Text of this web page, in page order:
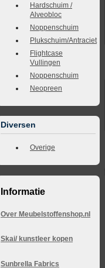
Hardschuim /
Alveobloc
Noppenschuim
Plukschuim/Antraciet
Flightcase
Vullingen
Noppenschuim
Neopreen
Diversen
Overige
Informatie
Over Meubelstoffenshop.nl
Skai/ kunstleer kopen
Sunbrella Fabrics